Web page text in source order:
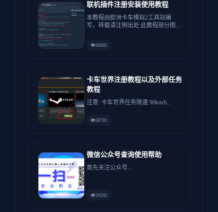
联机插件注册安装使用教程
本教程由欧洲卡车模拟2工具站编
写，转载请注明出处:此教程部分图片
68885
卡车世界注册教程以及外部任务
教程
注意: 卡车世界任务限速 90km/h...
68781
微信公众号查询使用帮助
首先关注公众号...
59292